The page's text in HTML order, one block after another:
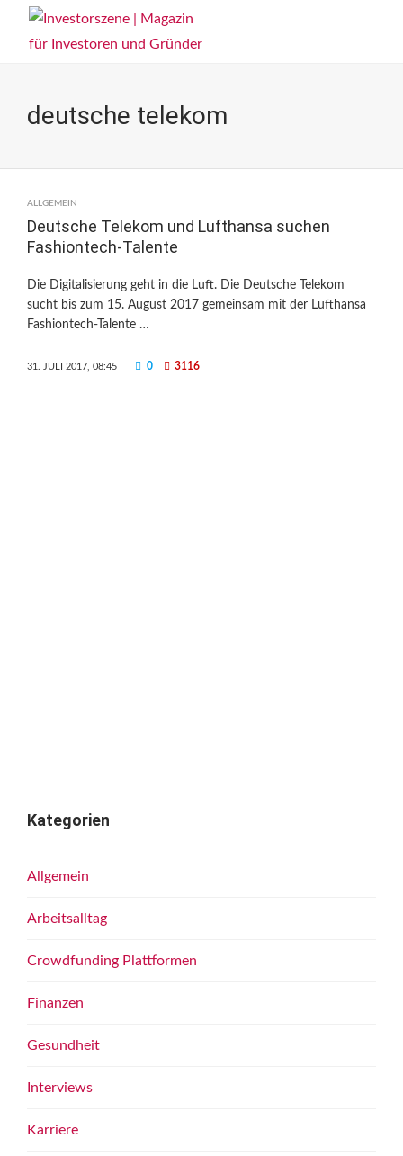
deutsche telekom
ALLGEMEIN
Deutsche Telekom und Lufthansa suchen
Fashiontech-Talente
Die Digitalisierung geht in die Luft. Die Deutsche Telekom
sucht bis zum 15. August 2017 gemeinsam mit der Lufthansa
Fashiontech-Talente …
31. JULI 2017, 08:45 0 3116
Kategorien
Allgemein
Arbeitsalltag
Crowdfunding Plattformen
Finanzen
Gesundheit
Interviews
Karriere